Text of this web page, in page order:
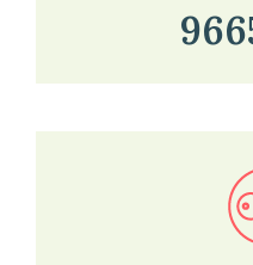
Bekijk in